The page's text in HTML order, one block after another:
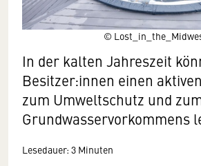
©
In der kalten Jahreszeit
Besitzer:innen einen
zum Umweltschutz und
Grundwasservorkommens
Lesedauer: 3 Minuten